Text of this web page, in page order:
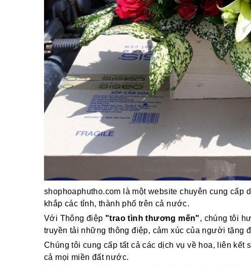
shophoaphutho.com là một website chuyên cung cấp
khắp các tỉnh, thành phố trên cả nước.
Với Thông điệp "trao tình thương mến", chúng tôi
truyền tải những thông điệp, cảm xúc của người tặng
Chúng tôi cung cấp tất cả các dịch vụ về hoa, liên kết
cả mọi miền đất nước.